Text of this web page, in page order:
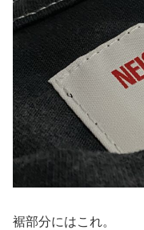
裾部分にはこれ。